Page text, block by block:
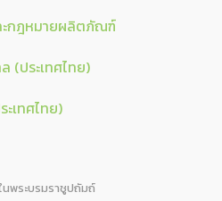
ะกฎหมายผลิตภัณฑ์
(ประเทศไทย)
เทศไทย)
พระบรมราชูปถัมถ์